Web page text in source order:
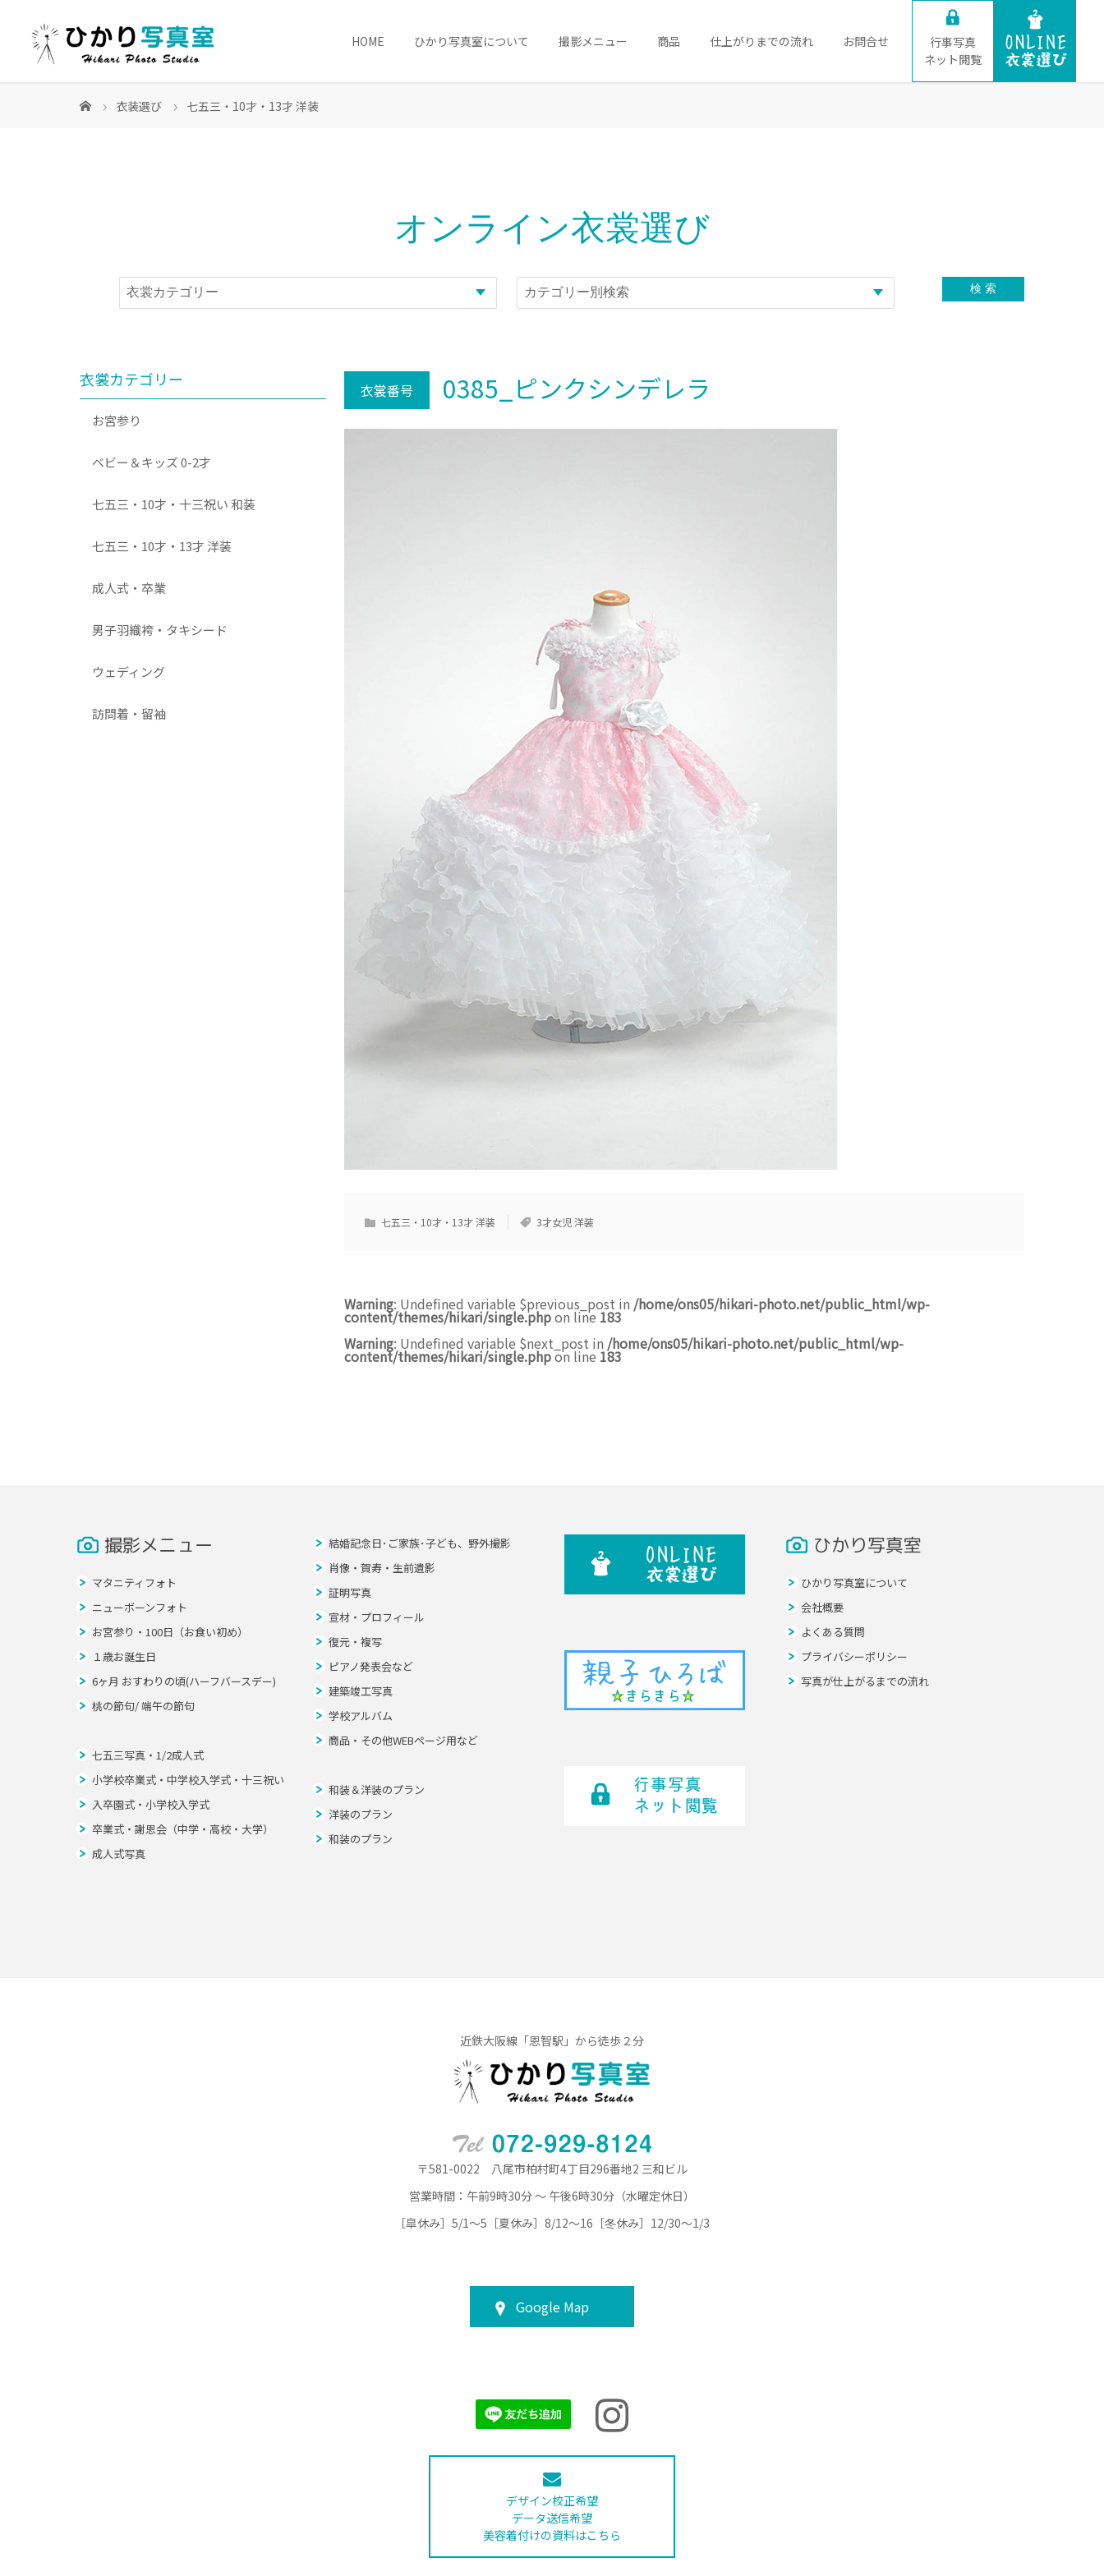
HOME ひかり写真室について 撮影メニュー 商品 仕上がりまでの流れ お問合せ
行事写真
ネット閲覧
衣装選び 七五三・10才・13才 洋装
オンライン衣裳選び
衣裳番号 0385_ピンクシンデレラ
七五三・10才・13才 洋装 3才女児 洋装
Warning: Undefined variable $previous_post in /home/ons05/hikari-photo.net/public_html/wp-
content/themes/hikari/single.phpon line 183
Warning: Undefined variable $next_post in /home/ons05/hikari-photo.net/public_html/wp-
content/themes/hikari/single.phpon line 183
衣裳カテゴリー
お宮参り
ベビー＆キッズ 0-2才
七五三・10才・十三祝い 和装
七五三・10才・13才 洋装
成人式・卒業
男子羽織袴・タキシード
ウェディング
訪問着・留袖
撮影メニュー
マタニティフォト
ニューボーンフォト
お宮参り・100日（お食い初め）
１歳お誕生日
6ヶ月 おすわりの頃(ハーフバースデー)
桃の節句/ 端午の節句
七五三写真・1/2成人式
小学校卒業式・中学校入学式・十三祝い
入卒園式・小学校入学式
卒業式・謝恩会（中学・高校・大学）
成人式写真
結婚記念日･ご家族･子ども、野外撮影
肖像・賀寿・生前遺影
証明写真
宣材・プロフィール
復元・複写
ピアノ発表会など
建築竣工写真
学校アルバム
商品・その他WEBページ用など
和装＆洋装のプラン
洋装のプラン
和装のプラン
ひかり写真室
ひかり写真室について
会社概要
よくある質問
プライバシーポリシー
写真が仕上がるまでの流れ
近鉄大阪線「恩智駅」から徒歩２分
〒581-0022 八尾市柏村町4丁目296番地2 三和ビル
営業時間：午前9時30分 ～ 午後6時30分（水曜定休日）
［皐休み］5/1～5［夏休み］8/12～16［冬休み］12/30～1/3
Google Map
デザイン校正希望
データ送信希望
美容着付けの資料はこちら